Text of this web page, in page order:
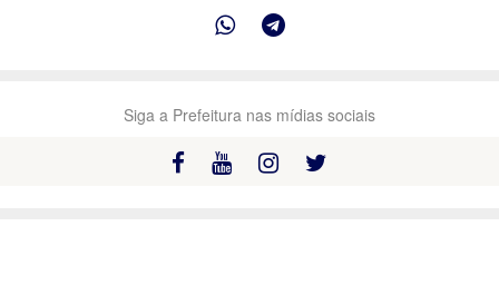
Siga a Prefeitura nas mídias sociais